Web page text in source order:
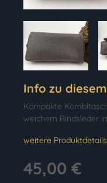
Info zu
Kompakte
weichem Rindsleder
weitere Produktdetails
45,00 €